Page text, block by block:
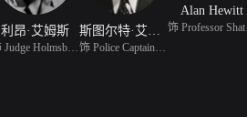
利昂·艾姆斯
Alan Hewitt